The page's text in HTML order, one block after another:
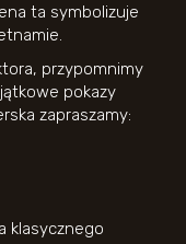
ta symbolizuje
przypomnimy
pokazy
zapraszamy:
klasycznego